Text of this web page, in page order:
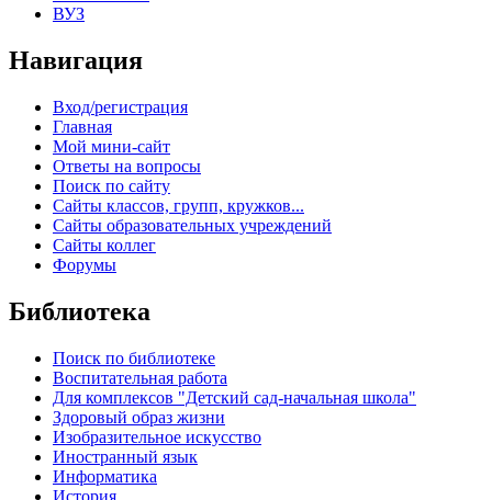
ВУЗ
Навигация
Вход/регистрация
Главная
Мой мини-сайт
Ответы на вопросы
Поиск по сайту
Сайты классов, групп, кружков...
Сайты образовательных учреждений
Сайты коллег
Форумы
Библиотека
Поиск по библиотеке
Воспитательная работа
Для комплексов "Детский сад-начальная школа"
Здоровый образ жизни
Изобразительное искусство
Иностранный язык
Информатика
История